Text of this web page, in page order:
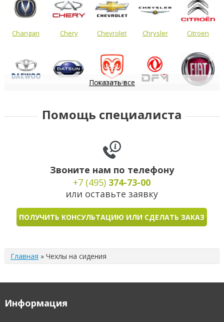
Changan Chery Chevrolet Chrysler Citroen
Показать все
Помощь специалиста
Звоните нам по телефону
+7 (495) 374-73-00
или оставьте заявку
ПОЛУЧИТЬ КОНСУЛЬТАЦИЮ ИЛИ СДЕЛАТЬ ЗАКАЗ
Главная » Чехлы на сидения
Информация